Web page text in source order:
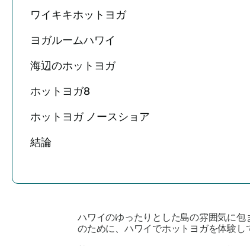
ワイキキホットヨガ
ヨガルームハワイ
海辺のホットヨガ
ホットヨガ8
ホットヨガ ノースショア
結論
ハワイのゆったりとした島の雰囲気に
のために、ハワイでホットヨガを体験